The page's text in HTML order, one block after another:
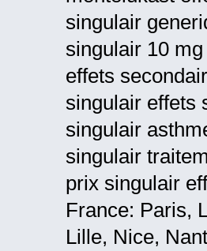
singulair
singulair 10
effets
singulair effets
singulair
singulair
prix singulair
France: Paris,
Lille, Nice,